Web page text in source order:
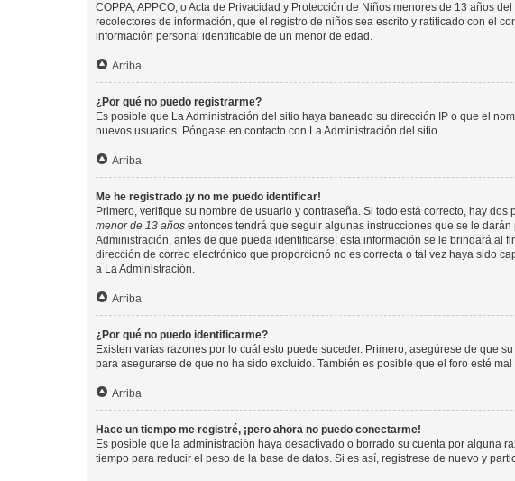
COPPA, APPCO, o Acta de Privacidad y Protección de Niños menores de 13 años
recolectores de información, que el registro de niños sea escrito y ratificado con el
información personal identificable de un menor de edad.
Arriba
¿Por qué no puedo registrarme?
Es posible que La Administración del sitio haya baneado su dirección IP o que el
nuevos usuarios. Póngase en contacto con La Administración del sitio.
Arriba
Me he registrado ¡y no me puedo identificar!
Primero, verifique su nombre de usuario y contraseña. Si todo está correcto, hay
menor de 13 años entonces tendrá que seguir algunas instrucciones que se le
Administración, antes de que pueda identificarse; esta información se le brindará al
dirección de correo electrónico que proporcionó no es correcta o tal vez haya sido
a La Administración.
Arriba
¿Por qué no puedo identificarme?
Existen varias razones por lo cuál esto puede suceder. Primero, asegúrese de que
para asegurarse de que no ha sido excluido. También es posible que el foro esté
Arriba
Hace un tiempo me registré, ¡pero ahora no puedo conectarme!
Es posible que la administración haya desactivado o borrado su cuenta por alguna
tiempo para reducir el peso de la base de datos. Si es así, registrese de nuevo y